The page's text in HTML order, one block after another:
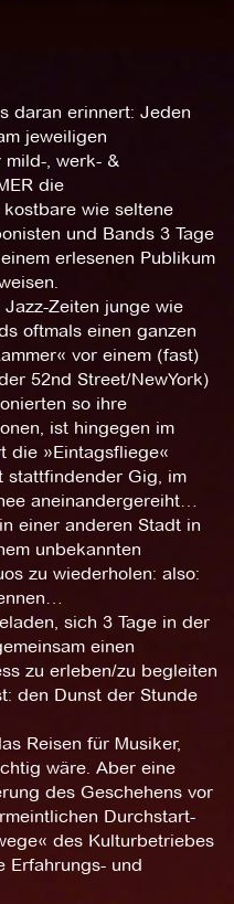
daran erinnert: Jeden
jeweiligen
mild-, werk- &
die
kostbare wie seltene
und Bands 3 Tage
erlesenen Publikum
Zeiten junge wie
oftmals einen ganzen
vor einem (fast)
52nd Street/NewYork)
so ihre
ist hingegen im
die »Eintagsfliege«
stattfindender Gig, im
aneinandergereiht…
einer anderen Stadt in
unbekannten
zu wiederholen: also:
sich 3 Tage in der
einen
zu erleben/zu begleiten
den Dunst der Stunde
Reisen für Musiker,
wäre. Aber eine
des Geschehens vor
Durchstart-
des Kulturbetriebes
Erfahrungs- und